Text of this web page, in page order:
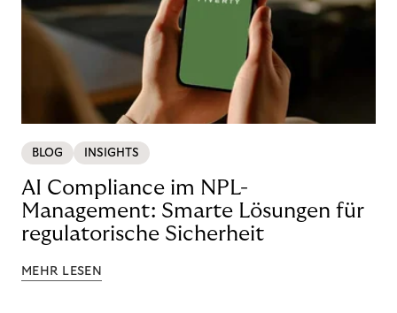
BLOG INSIGHTS
AI Compliance im NPL-
Management: Smarte Lösungen für
regulatorische Sicherheit
MEHR LESEN